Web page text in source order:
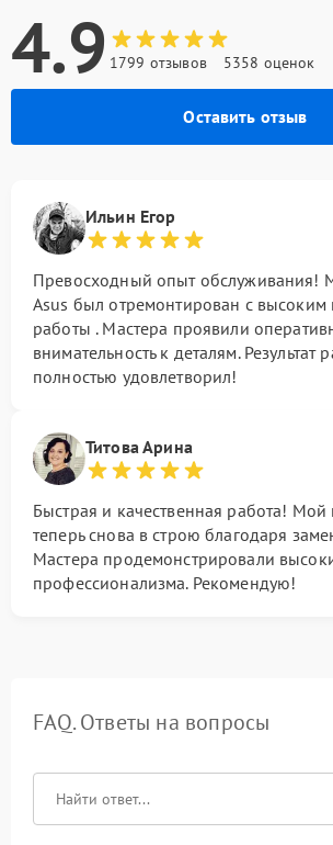
4.9 1799 отзывов 5358 оценок
Оставить отзыв
Ильин Егор
Превосходный опыт обслуживания!
Asus был отремонтирован с высоким
работы . Мастера проявили
внимательность к деталям. Результат
полностью удовлетворил!
Титова Арина
Быстрая и качественная работа! Мой
теперь снова в строю благодаря
Мастера продемонстрировали
профессионализма. Рекомендую!
FAQ. Ответы на вопросы